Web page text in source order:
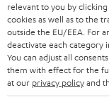
KOPFHÖRER
BLUETOOTH-
STEREOANLAGEN
BLOG
NEWSLETTER
STORES
NIEDERLANDE
BELGIEN
relevant to you by clicking
cookies as well as to the
outside the EU/EEA. For
deactivate each category
You can adjust all
them with effect for the
at our privacy policyand